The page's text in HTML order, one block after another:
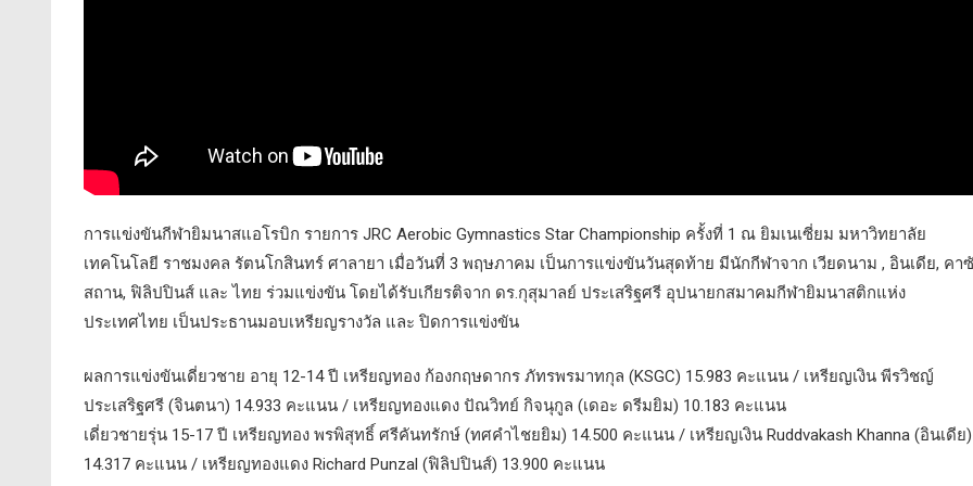
การแข่งขันกีฬายิมนาสแอโรบิก รายการ JRC Aerobic Gymnastics Star Championship ครั้งที่ 1 ณ ยิมเนเซี่ยม มหาวิทยาลัย
เทคโนโลยี ราชมงคล รัตนโกสินทร์ ศาลายา เมื่อวันที่ 3 พฤษภาคม เป็นการแข่งขันวันสุดท้าย มีนักกีฬาจาก เวียดนาม , อินเดีย, คา
สถาน, ฟิลิปปินส์ และ ไทย ร่วมแข่งขัน โดยได้รับเกียรติจาก ดร.กุสุมาลย์ ประเสริฐศรี อุปนายกสมาคมกีฬายิมนาสติกแห่ง
ประเทศไทย เป็นประธานมอบเหรียญรางวัล และ ปิดการแข่งขัน
ผลการแข่งขันเดี่ยวชาย อายุ 12-14 ปี เหรียญทอง ก้องกฤษดากร ภัทรพรมาทกุล (KSGC) 15.983 คะแนน / เหรียญเงิน พีรวิชญ์
ประเสริฐศรี (จินตนา) 14.933 คะแนน / เหรียญทองแดง ปัณวิทย์ กิจนุกูล (เดอะ ดรีมยิม) 10.183 คะแนน
เดี่ยวชายรุ่น 15-17 ปี เหรียญทอง พรพิสุทธิ์ ศรีคันทรักษ์ (ทศคำไชยยิม) 14.500 คะแนน / เหรียญเงิน Ruddvakash Khanna (อินเดีย)
14.317 คะแนน / เหรียญทองแดง Richard Punzal (ฟิลิปปินส์) 13.900 คะแนน